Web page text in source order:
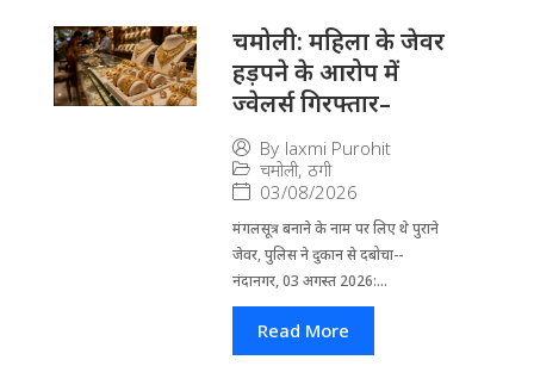
चमोली: महिला के जेवर
हड़पने के आरोप में
ज्वेलर्स गिरफ्तार–
By laxmi Purohit
चमोली, ठगी
03/08/2026
मंगलसूत्र बनाने के नाम पर लिए थे पुराने
जेवर, पुलिस ने दुकान से दबोचा--
नंदानगर, 03 अगस्त 2026:...
Read More